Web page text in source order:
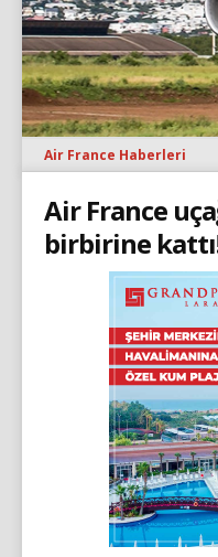
Air France Haberleri
Air France
birbirine